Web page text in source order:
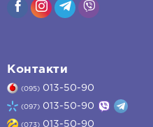
Контакти
(095) 013-50-90
(097) 013-50-90
(073) 013-50-90